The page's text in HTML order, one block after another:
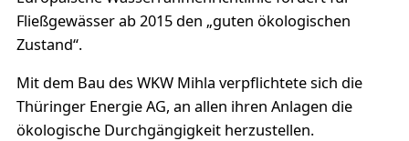
Fließgewässer ab 2015 den „guten ökologischen
Zustand“.
Mit dem Bau des WKW Mihla verpflichtete sich die
Thüringer Energie AG, an allen ihren Anlagen die
ökologische Durchgängigkeit herzustellen.